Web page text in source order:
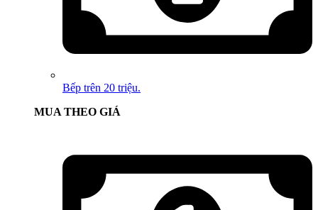
Bếp trên 20 triệu.
MUA THEO GIÁ